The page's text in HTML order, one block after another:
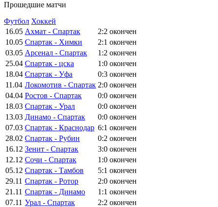
Прошедшие матчи
Футбол Хоккей
16.05 Ахмат - Спартак 2:2 окончен
10.05 Спартак - Химки 2:1 окончен
03.05 Арсенал - Спартак 1:2 окончен
25.04 Спартак - цска 1:0 окончен
18.04 Спартак - Уфа 0:3 окончен
11.04 Локомотив - Спартак 2:0 окончен
04.04 Ростов - Спартак 0:0 окончен
18.03 Спартак - Урал 0:0 окончен
13.03 Динамо - Спартак 0:0 окончен
07.03 Спартак - Краснодар 6:1 окончен
28.02 Спартак - Рубин 0:2 окончен
16.12 Зенит - Спартак 3:0 окончен
12.12 Сочи - Спартак 1:0 окончен
05.12 Спартак - Тамбов 5:1 окончен
29.11 Спартак - Ротор 2:0 окончен
21.11 Спартак - Динамо 1:1 окончен
07.11 Урал - Спартак 2:2 окончен